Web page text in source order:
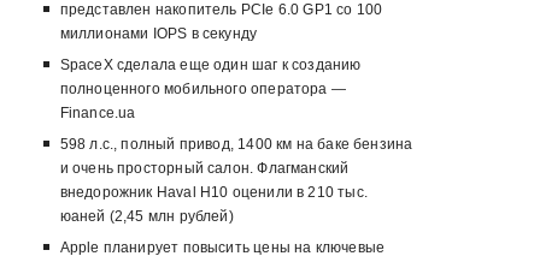
представлен накопитель PCIe 6.0 GP1 со 100
миллионами IOPS в секунду
SpaceX сделала еще один шаг к созданию
полноценного мобильного оператора —
Finance.ua
598 л.с., полный привод, 1400 км на баке бензина
и очень просторный салон. Флагманский
внедорожник Haval H10 оценили в 210 тыс.
юаней (2,45 млн рублей)
Apple планирует повысить цены на ключевые